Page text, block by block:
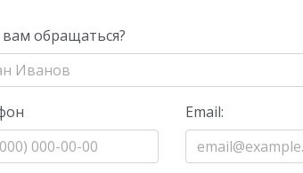
вам обращаться?
Email: